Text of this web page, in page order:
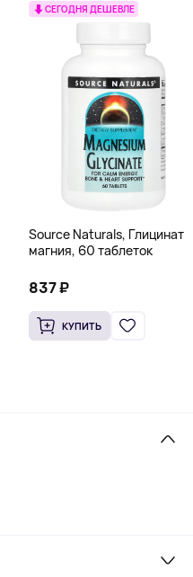
СЕГОДНЯ ДЕШЕВЛЕ
Source Naturals, Глицинат
магния, 60 таблеток
837 ₽
КУПИТЬ